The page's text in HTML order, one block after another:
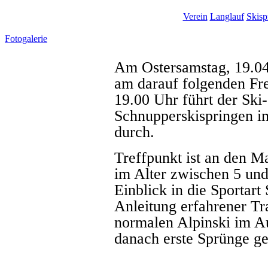
Verein Langlauf
Fotogalerie
Am Ostersamstag,
am darauf folgenden
19.00 Uhr führt der
Schnupperskispringen
durch.
Treffpunkt ist an den
im Alter zwischen 5
Einblick in die Sportart
Anleitung erfahrener
normalen Alpinski im
danach erste Sprünge